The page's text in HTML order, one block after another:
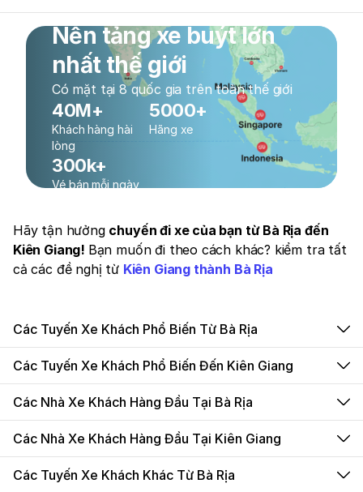
Nền tảng xe buýt lớn
nhất thế giới
Có mặt tại 8 quốc gia trên toàn thế giới
40M+
Khách hàng hài
lòng
5000+
Hãng xe
300k+
Vé bán mỗi ngày
Hãy tận hưởng chuyến đi xe của bạn từ Bà Rịa đến
Kiên Giang! Bạn muốn đi theo cách khác? kiểm tra tất
cả các đề nghị từ Kiên Giang thành Bà Rịa
Các Tuyến Xe Khách Phổ Biến Từ Bà Rịa
Các Tuyến Xe Khách Phổ Biến Đến Kiên Giang
Các Nhà Xe Khách Hàng Đầu Tại Bà Rịa
Các Nhà Xe Khách Hàng Đầu Tại Kiên Giang
Các Tuyến Xe Khách Khác Từ Bà Rịa